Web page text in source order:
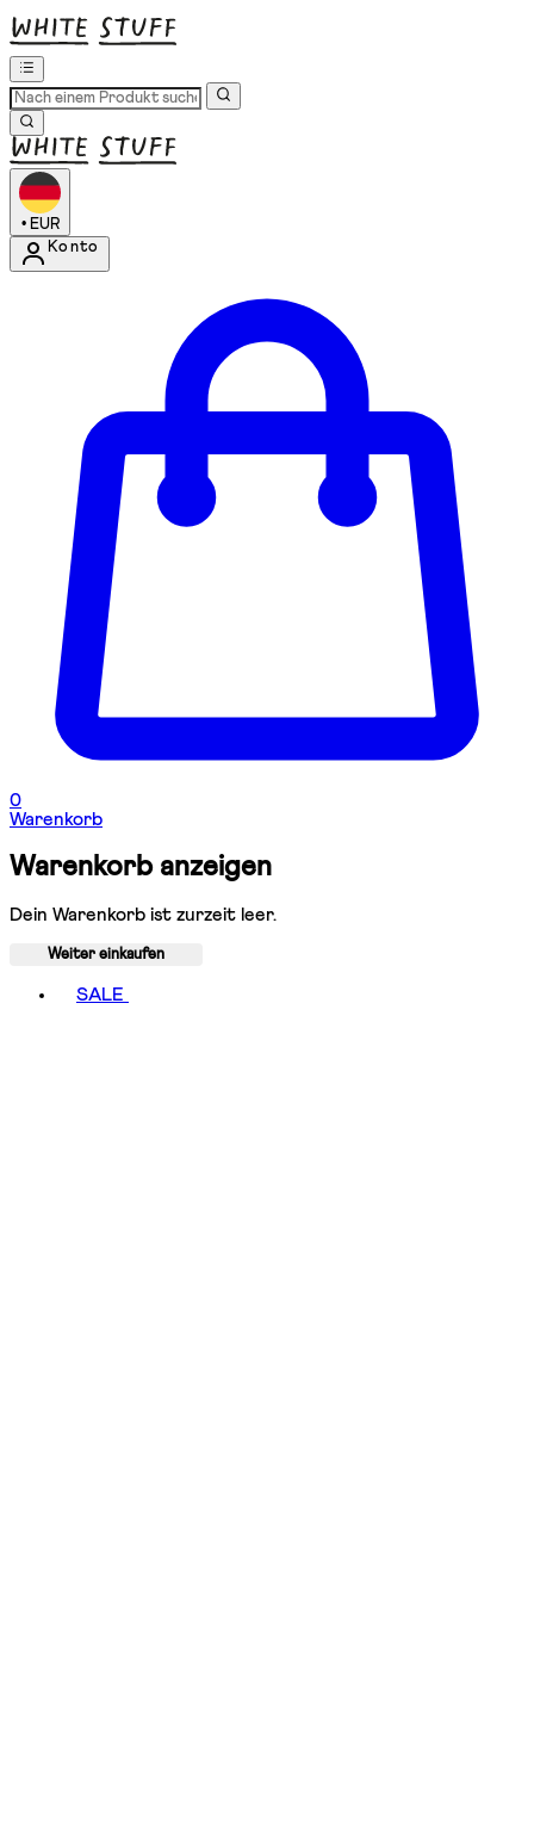
• EUR
Konto
0
Warenkorb
Warenkorb anzeigen
Dein Warenkorb ist zurzeit leer.
Weiter einkaufen
SALE